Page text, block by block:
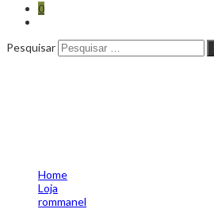
0
Pesquisar
Home
Loja
rommanel